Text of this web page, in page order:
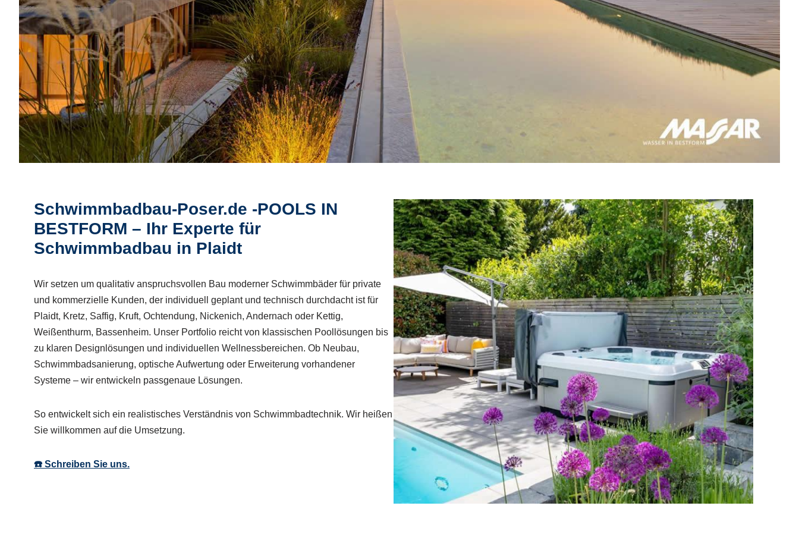
Schwimmbadbau-Poser.de -POOLS IN
BESTFORM – Ihr Experte für
Schwimmbadbau in Plaidt
Wir setzen um qualitativ anspruchsvollen Bau moderner Schwimmbäder für private
und kommerzielle Kunden, der individuell geplant und technisch durchdacht ist für
Plaidt, Kretz, Saffig, Kruft, Ochtendung, Nickenich, Andernach oder Kettig,
Weißenthurm, Bassenheim. Unser Portfolio reicht von klassischen Poollösungen bis
zu klaren Designlösungen und individuellen Wellnessbereichen. Ob Neubau,
Schwimmbadsanierung, optische Aufwertung oder Erweiterung vorhandener
Systeme – wir entwickeln passgenaue Lösungen.
So entwickelt sich ein realistisches Verständnis von Schwimmbadtechnik. Wir heißen
Sie willkommen auf die Umsetzung.
☎️ Schreiben Sie uns.